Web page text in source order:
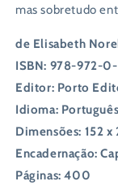
mas sobretudo
de Elisabeth
ISBN: 978-972-
Editor: Porto
Idioma: Português
Dimensões: 152 x
Encadernação:
Páginas: 400